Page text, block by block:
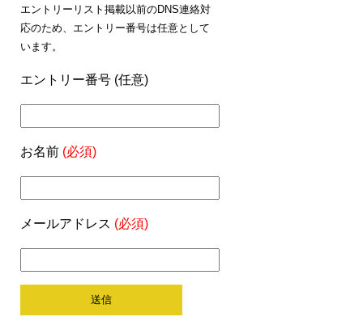
エントリーリスト掲載以前のDNS連絡対
応のため、エントリー番号は任意として
います。
エントリー番号 (任意)
お名前 (必須)
メールアドレス (必須)